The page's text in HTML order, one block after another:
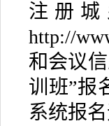
注册
http://
和会议
训班”报
系统报